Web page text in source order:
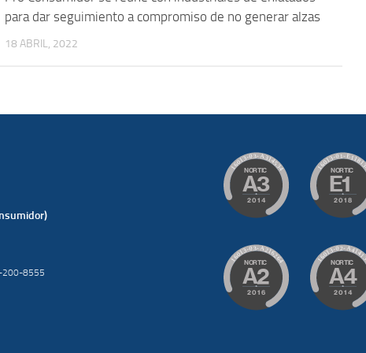
para dar seguimiento a compromiso de no generar alzas
18 ABRIL, 2022
200-8555